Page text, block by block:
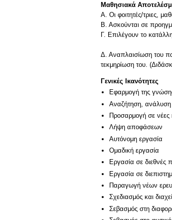
Μαθησιακά
Α. Οι φοιτητές/τριες,
Β. Ασκούνται σε
Γ. Επιλέγουν το
Δ. Αναπλαισίωση του
τεκμηρίωση του.
Γενικές Ικανότητες
Εφαρμογή της
Αναζήτηση, ανάλυση
Προσαρμογή σε νέες
Λήψη αποφάσεων
Αυτόνομη εργασία
Ομαδική εργασία
Εργασία σε διεθνές
Εργασία σε
Παραγωγή νέων
Σχεδιασμός και
Σεβασμός στη